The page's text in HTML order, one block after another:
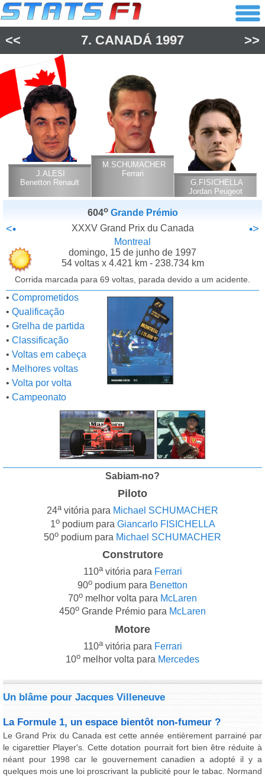
<< 7. CANADÁ 1997 >>
J.ALESI
Benetton Renault
M.SCHUMACHER
Ferrari
G.FISICHELLA
Jordan Peugeot
604o Grande Prémio
<• XXXV Grand Prix du Canada •>
Montreal
domingo, 15 de junho de 1997
54 voltas x 4.421 km - 238.734 km
Corrida marcada para 69 voltas, parada devido a um acidente.
• Comprometidos
• Qualificação
• Grelha de partida
• Classificação
• Voltas em cabeça
• Melhores voltas
• Volta por volta
• Campeonato
Sabiam-no?
Piloto
24avitória para Michael SCHUMACHER
1opodium para Giancarlo FISICHELLA
50o podium para Michael SCHUMACHER
Construtore
110avitória para Ferrari
90o podium para Benetton
70o melhor volta para McLaren
450o Grande Prémio para McLaren
Motore
110avitória para Ferrari
10o melhor volta para Mercedes
Un blâme pour Jacques Villeneuve
La Formule 1, un espace bientôt non-fumeur ?
Le Grand Prix du Canada est cette année entièrement parrainé par
le cigarettier Player's. Cette dotation pourrait fort bien être réduite à
néant pour 1998 car le gouvernement canadien a adopté il y a
quelques mois une loi proscrivant la publicité pour le tabac. Normand